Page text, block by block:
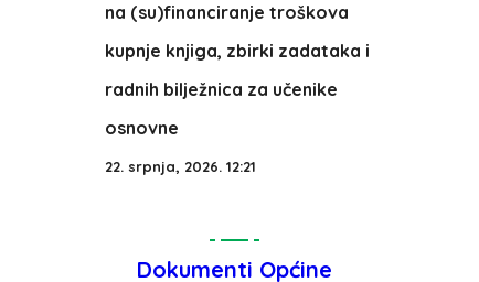
na (su)financiranje troškova
kupnje knjiga, zbirki zadataka i
radnih bilježnica za učenike
osnovne
22. srpnja, 2026. 12:21
Dokumenti Općine